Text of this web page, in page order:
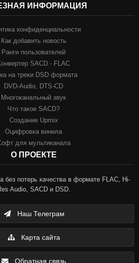
ИНФОРМАЦИЯ
конфиденциальности
Как добавить новость
Ранги пользователей
SACD - FLAC
на треки DSD формата
DVD-Audio, DTS-CD
Многоканальный звук
Что такое SACD?
Создание Upmix
Оцифровка винила
для мультиканала
О ПРОЕКТЕ
без потерь качества в формате FLAC, Hi-
Audio, SACD и DSD.
Наш Телеграм
Карта сайта
Обратная связь